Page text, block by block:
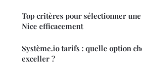
Top critères pour sélectionner une
Nice efficacement
Système.io tarifs : quelle option
exceller ?